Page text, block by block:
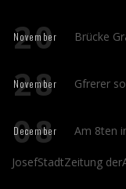
20
November Brücke
28
November Gfrerer
08
December Am 8ten
JosefStadtZeitung